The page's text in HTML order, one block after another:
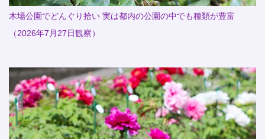
木場公園でどんぐり拾い 実は都内の公園の中でも種類が豊富
（2026年7月27日観察）